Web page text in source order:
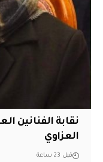
نقابة الفنانين
العزاوي
قبل 23 ساعة